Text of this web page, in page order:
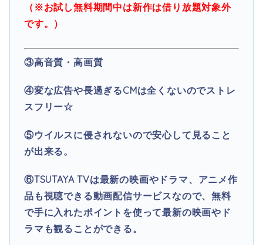
（※お試し無料期間中は新作は借り放題対象外
です。）
③高音質・高画質
④変な広告や長過ぎるCMは全くないのでストレ
スフリー☆
⑤ウイルスに侵されないので安心して見ること
が出来る。
⑥TSUTAYA TVは最新の映画やドラマ、アニメ作
品も視聴できる動画配信サービスなので、無料
で手に入れたポイントを使って最新の映画やド
ラマも観ることができる。